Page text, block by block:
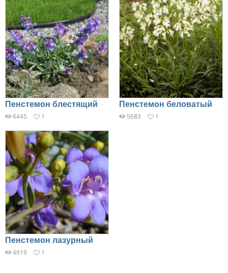
Пенстемон блестящий
6445 1
Пенстемон беловатый
5683 1
Пенстемон лазурный
4919 1